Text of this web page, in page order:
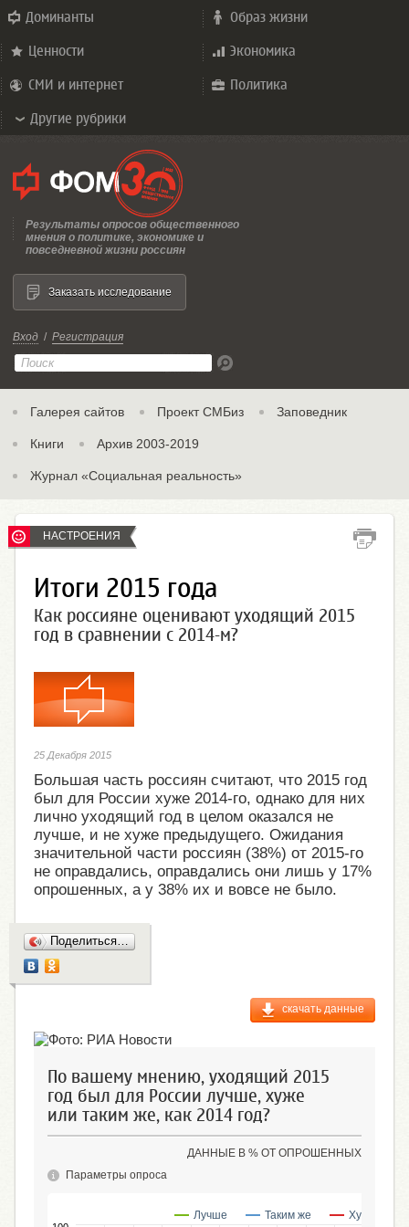
Доминанты Образ жизни
Ценности Экономика
СМИ и интернет Политика
Другие рубрики
Результаты опросов общественного
мнения о политике, экономике и
повседневной жизни россиян
Вход / Регистрация
Галерея сайтов Проект СМБиз Заповедник
Книги Архив 2003-2019
Журнал «Социальная реальность»
Заказать исследование
НАСТРОЕНИЯ
Итоги 2015 года
Как россияне оценивают уходящий 2015
год в сравнении с 2014-м?
25 Декабря 2015
Большая часть россиян считают, что 2015 год
был для России хуже 2014-го, однако для них
лично уходящий год в целом оказался не
лучше, и не хуже предыдущего. Ожидания
значительной части россиян (38%) от 2015-го
не оправдались, оправдались они лишь у 17%
опрошенных, а у 38% их и вовсе не было.
скачать данные
По вашему мнению, уходящий 2015
год был для России лучше, хуже
или таким же, как 2014 год?
ДАННЫЕ В % ОТ ОПРОШЕННЫХ
Параметры опроса
Лучше Таким же Хуже
Поделиться…